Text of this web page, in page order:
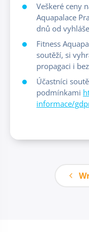
Veškeré ceny
Aquapalace
dnů od
Fitness
soutěží, si
propagaci i
Účastníci
podmínkami
informace/